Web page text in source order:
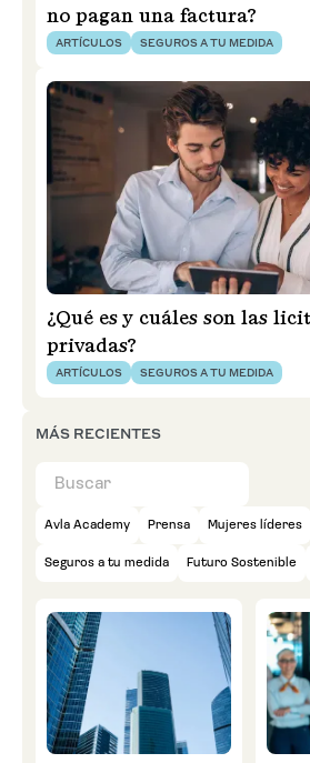
no pagan una factura?
ARTÍCULOS SEGUROS A TU MEDIDA
¿Qué es y cuáles son las
privadas?
ARTÍCULOS SEGUROS A TU MEDIDA
MÁS RECIENTES
Avla Academy Prensa Mujeres líderes
Seguros a tu medida Futuro Sostenible